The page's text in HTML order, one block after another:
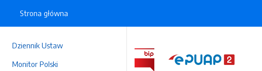
Dziennik Ustaw
Monitor Polski
Strona główna